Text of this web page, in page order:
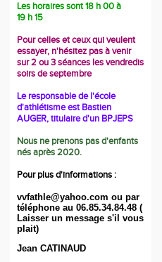
Les horaires sont 18 h 00 à
19 h 15
Pour celles et ceux qui veulent
essayer, n'hésitez pas à venir
sur 2 ou 3 séances les vendredis
soirs de septembre
Le responsable de l'école
d'athlétisme est Bastien
AUGER, titulaire d'un BPJEPS
Nous ne prenons pas d'enfants
nés après 2020.
Pour plus d'informations :
vvfathle@yahoo.com ou par
téléphone au 06.85.34.84.48 (
Laisser un message s'il vous
plait)
Jean CATINAUD